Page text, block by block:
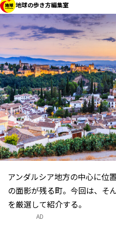
地球の歩き方編集室
アンダルシア地方の中心に位
の面影が残る町。今回は、そ
を厳選して紹介する。
AD